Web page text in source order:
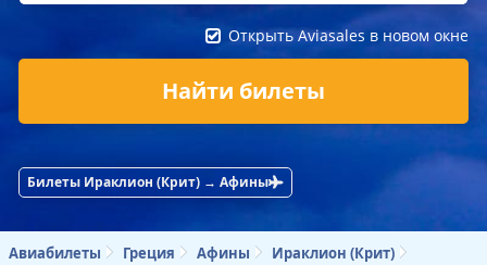
Открыть Aviasales в новом окне
Найти билеты
Билеты Ираклион (Крит) → Афины
Авиабилеты Греция Афины
Ираклион (Крит)